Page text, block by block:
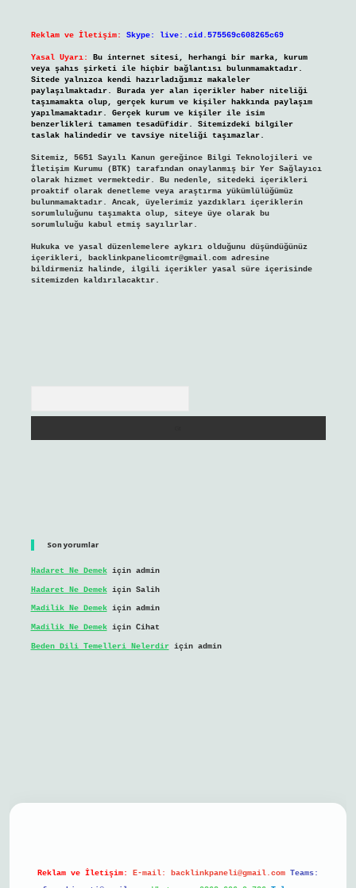
Reklam ve İletişim: Skype: live:.cid.575569c608265c69
Yasal Uyarı:
Bu internet sitesi, herhangi bir marka, kurum
veya şahıs şirketi ile hiçbir bağlantısı bulunmamaktadır.
Sitede yalnızca kendi hazırladığımız makaleler
paylaşılmaktadır. Burada yer alan içerikler haber niteliği
taşımamakta olup, gerçek kurum ve kişiler hakkında paylaşım
yapılmamaktadır. Gerçek kurum ve kişiler ile isim
benzerlikleri tamamen tesadüfidir. Sitemizdeki bilgiler
taslak halindedir ve tavsiye niteliği taşımazlar.
Sitemiz, 5651 Sayılı Kanun gereğince Bilgi Teknolojileri ve
İletişim Kurumu (BTK) tarafından onaylanmış bir Yer Sağlayıcı
olarak hizmet vermektedir. Bu nedenle, sitedeki içerikleri
proaktif olarak denetleme veya araştırma yükümlülüğümüz
bulunmamaktadır. Ancak, üyelerimiz yazdıkları içeriklerin
sorumluluğunu taşımakta olup, siteye üye olarak bu
sorumluluğu kabul etmiş sayılırlar.
Hukuka ve yasal düzenlemelere aykırı olduğunu düşündüğünüz
içerikleri, backlinkpanelicomtr@gmail.comadresine
bildirmeniz halinde, ilgili içerikler yasal süre içerisinde
sitemizden kaldırılacaktır.
Son yorumlar
Hadaret Ne Demekiçin admin
Hadaret Ne Demekiçin Salih
Madilik Ne Demekiçin admin
Madilik Ne Demekiçin Cihat
Beden Dili Temelleri Nelerdiriçin admin
Reklam ve İletişim: E-mail: backlinkpaneli@gmail.com Teams: